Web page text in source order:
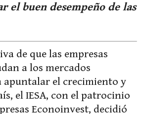
el buen desempeño de las
de que las empresas
a los mercados
apuntalar el crecimiento y
el IESA, con el patrocinio
Econoinvest, decidió